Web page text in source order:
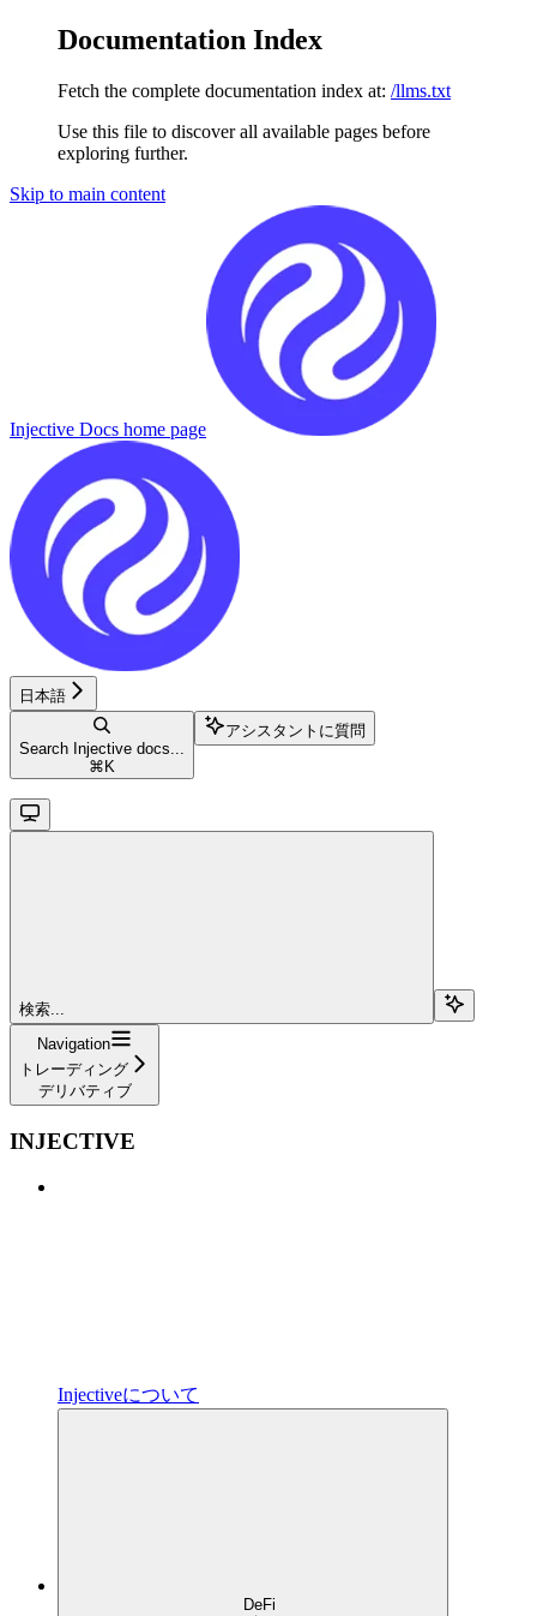
Documentation Index
Fetch the complete documentation index at: /llms.txt
Use this file to discover all available pages before
exploring further.
Skip to main content
Injective Docs home page
日本語
Search Injective docs...
⌘ K
アシスタントに質問
検索...
Navigation
トレーディング
デリバティブ
INJECTIVE
Injectiveについて
DeFi